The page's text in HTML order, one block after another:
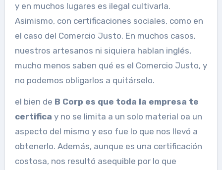
y en muchos lugares es ilegal cultivarla.
Asimismo, con certificaciones sociales, como en
el caso del Comercio Justo. En muchos casos,
nuestros artesanos ni siquiera hablan inglés,
mucho menos saben qué es el Comercio Justo, y
no podemos obligarlos a quitárselo.
el bien de B Corp es que toda la empresa te
certifica y no se limita a un solo material oa un
aspecto del mismo y eso fue lo que nos llevó a
obtenerlo. Además, aunque es una certificación
costosa, nos resultó asequible por lo que